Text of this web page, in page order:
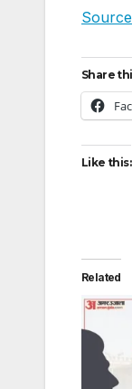
Share
Like this:
Related